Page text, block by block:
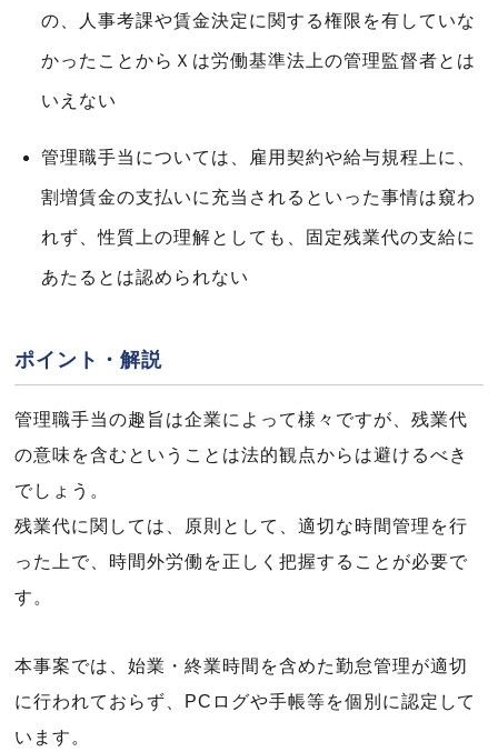
の、人事考課や賃金決定に関する権限を有していな
かったことからＸは労働基準法上の管理監督者とは
いえない
管理職手当については、雇用契約や給与規程上に、
割増賃金の支払いに充当されるといった事情は窺わ
れず、性質上の理解としても、固定残業代の支給に
あたるとは認められない
ポイント・解説
管理職手当の趣旨は企業によって様々ですが、残業代
の意味を含むということは法的観点からは避けるべき
でしょう。
残業代に関しては、原則として、適切な時間管理を行
った上で、時間外労働を正しく把握することが必要で
す。
本事案では、始業・終業時間を含めた勤怠管理が適切
に行われておらず、PCログや手帳等を個別に認定して
います。